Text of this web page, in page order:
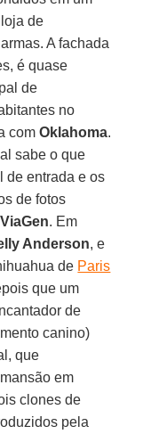
de
A fachada
é quase
de
no
comOklahoma.
sabe o que
de entrada e os
de fotos
ViaGen. Em
Anderson, e
de Paris
que um
de
canino)
que
em
clones de
pela